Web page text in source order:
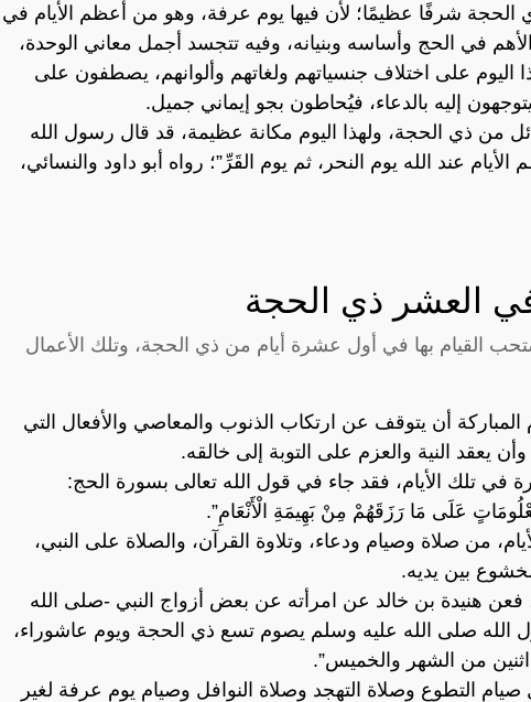
الحجة شرفًا عظيمًا؛ لأن فيها يوم عرفة، وهو من أعظم الأيام في
في الحج وأساسه وبنيانه، وفيه تتجسد أجمل معاني الوحدة،
على اختلاف جنسياتهم ولغاتهم وألوانهم، يصطفون على
إليه بالدعاء، فيُحاطون بجو إيماني جميل.
من ذي الحجة، ولهذا اليوم مكانة عظيمة، قد قال رسول الله
عند الله يوم النحر، ثم يوم القَرِّ”؛ رواه أبو داود والنسائي،
في العشر ذي الحجة
القيام بها في أول عشرة أيام من ذي الحجة، وتلك الأعمال
أن يتوقف عن ارتكاب الذنوب والمعاصي والأفعال التي
يعقد النية والعزم على التوبة إلى خالقه.
في تلك الأيام، فقد جاء في قول الله تعالى بسورة الحج:
عَلَى مَا رَزَقَهُمْ مِنْ بَهِيمَةِ الْأَنْعَامِ”.
من صلاة وصيام ودعاء، وتلاوة القرآن، والصلاة على النبي،
بين يديه.
فعن هنيدة بن خالد عن امرأته عن بعض أزواج النبي -صلى الله
الله صلى الله عليه وسلم يصوم تسع ذي الحجة ويوم عاشوراء،
من الشهر والخميس”.
التطوع وصلاة التهجد وصلاة النوافل وصيام يوم عرفة لغير